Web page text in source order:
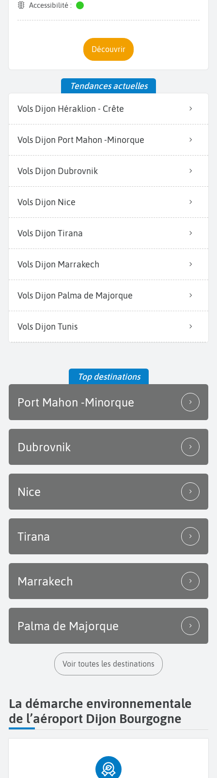
Accessibilité :
Découvrir
Tendances actuelles
Vols Dijon Héraklion - Crête
Vols Dijon Port Mahon -Minorque
Vols Dijon Dubrovnik
Vols Dijon Nice
Vols Dijon Tirana
Vols Dijon Marrakech
Vols Dijon Palma de Majorque
Vols Dijon Tunis
Top destinations
Port Mahon -Minorque
Dubrovnik
Nice
Tirana
Marrakech
Palma de Majorque
Voir toutes les destinations
La démarche environnementale
de l’aéroport Dijon Bourgogne